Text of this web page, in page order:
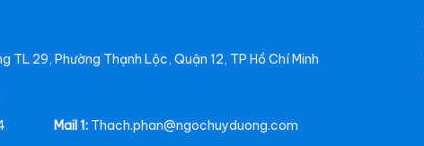
TL 29, Phường Thạnh Lộc, Quận 12, TP Hồ Chí Minh
Mail 1: Thach.phan@ngochuyduong.com